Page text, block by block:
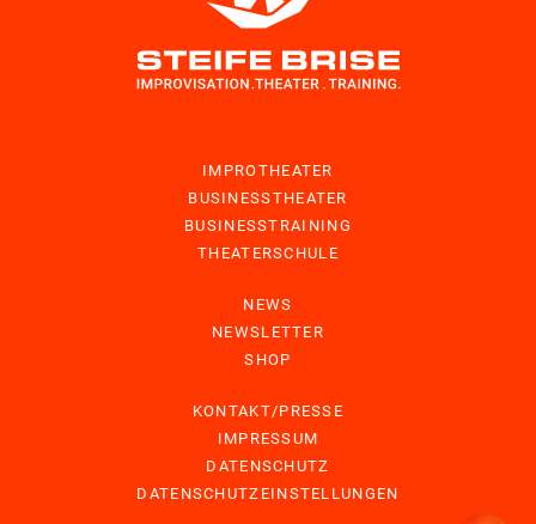
IMPROTHEATER
BUSINESSTHEATER
BUSINESSTRAINING
THEATERSCHULE
NEWS
NEWSLETTER
SHOP
KONTAKT/PRESSE
IMPRESSUM
DATENSCHUTZ
DATENSCHUTZEINSTELLUNGEN